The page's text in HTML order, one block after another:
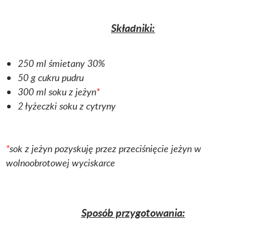
Składniki:
250 ml śmietany 30%
50 g cukru pudru
300 ml soku z jeżyn*
2 łyżeczki soku z cytryny
*sok z jeżyn pozyskuję przez przeciśnięcie jeżyn w
wolnoobrotowej wyciskarce
Sposób przygotowania: